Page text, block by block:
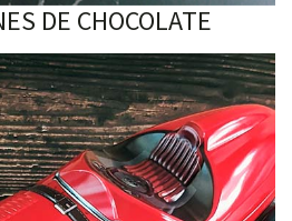
DE CHOCOLATE